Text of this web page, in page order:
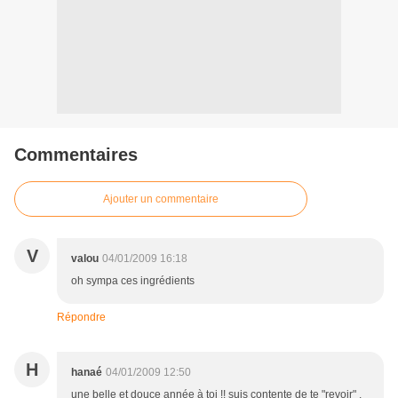
Commentaires
Ajouter un commentaire
V valou 04/01/2009 16:18
oh sympa ces ingrédients
Répondre
H hanaé 04/01/2009 12:50
une belle et douce année à toi !! suis contente de te "revoir" ,